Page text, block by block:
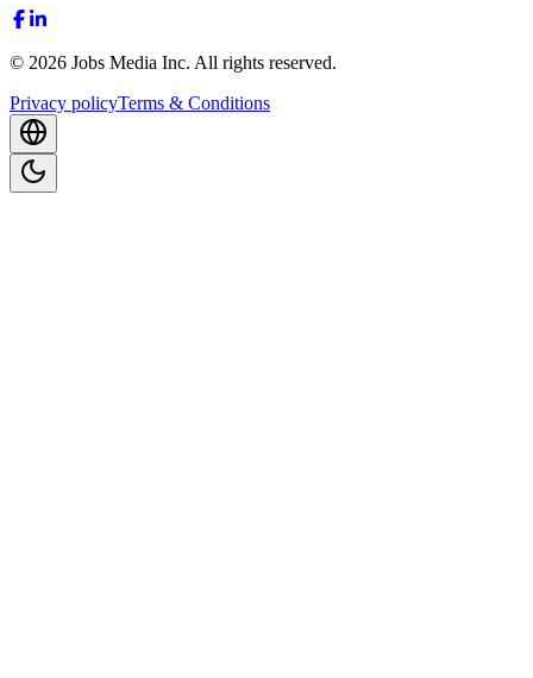
© 2026 Jobs Media Inc. All rights reserved.
Privacy policyTerms & Conditions